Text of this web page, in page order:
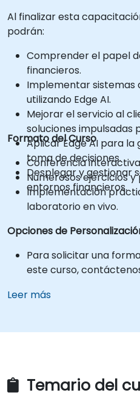
Al finalizar esta
podrán:
Comprender el papel
financieros.
Implementar sistemas
utilizando Edge AI.
Mejorar el servicio al
soluciones impulsadas
Aplicar Edge AI para la
toma de decisiones.
Desplegar y gestionar
entornos financieros.
Formato del Curso
Conferencia interactiva
Numerosos ejercicios
Implementación
laboratorio en vivo.
Opciones de
Para solicitar una
este curso,
Leer más
Temario del